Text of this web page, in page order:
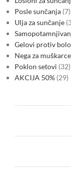
volatility,
funding
During
margins and
Posle sunčanja 7
Ulja za sunčanje
Gelovi protiv
Nega za muškarce
Poklon setovi 32
AKCIJA 50% 29